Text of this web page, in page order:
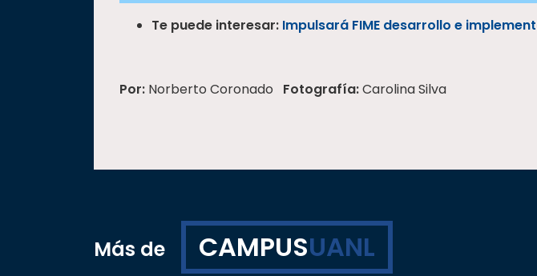
Te puede interesar: Impulsará FIME desarrollo e
Por: Norberto Coronado Fotografía:Carolina Silva
Más de CAMPUSUANL